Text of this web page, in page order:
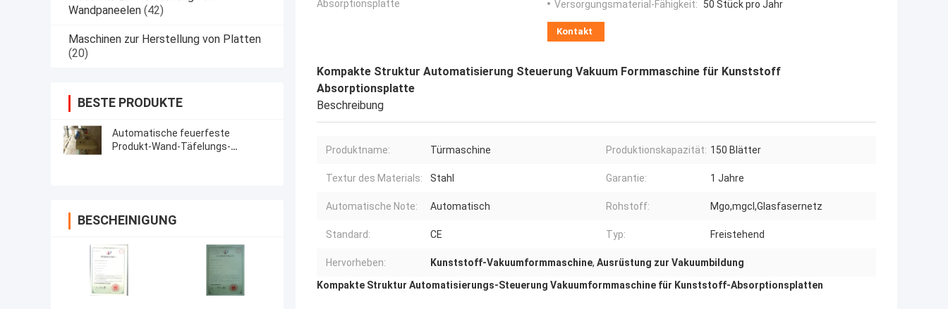
Wandpaneelen (42)
Maschinen zur Herstellung von Platten
(20)
BESTE PRODUKTE
Automatische feuerfeste
Produkt-Wand-Täfelungs-
BESCHEINIGUNG
Absorptionsplatte
Versorgungsmaterial-Fähigkeit:
50 Stück pro Jahr
Kontakt
Kompakte Struktur Automatisierung Steuerung Vakuum Formmaschine für Kunststoff
Absorptionsplatte
Beschreibung
Produktname: Türmaschine Produktionskapazität: 150 Blätter
Textur des Materials: Stahl Garantie: 1 Jahre
Automatische Note: Automatisch Rohstoff: Mgo,mgcl,Glasfasernetz
Standard: CE Typ: Freistehend
Hervorheben: Kunststoff-Vakuumformmaschine, Ausrüstung zur Vakuumbildung
Kompakte Struktur Automatisierungs-Steuerung Vakuumformmaschine für Kunststoff-Absorptionsplatten